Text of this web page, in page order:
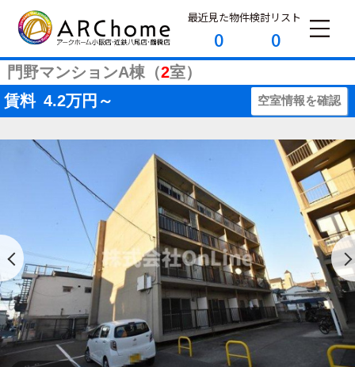
最近見た物件
0
検討リスト
0
門野マンションA棟（2室）
賃料 4.2万円～ 空室情報を確認